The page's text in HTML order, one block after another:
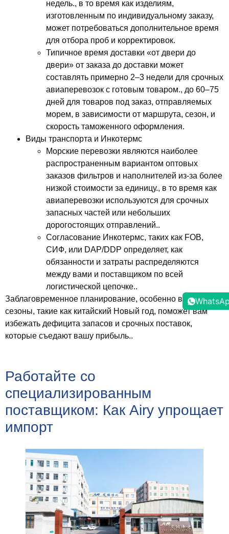
недель., в то время как изделиям,
изготовленным по индивидуальному заказу,
может потребоваться дополнительное время
для отбора проб и корректировок.
Типичное время доставки «от двери до
двери» от заказа до доставки может
составлять примерно 2–3 недели для срочных
авиаперевозок с готовым товаром., до 60–75
дней для товаров под заказ, отправляемых
морем, в зависимости от маршрута, сезон, и
скорость таможенного оформления.
Виды транспорта и Инкотермс
Морские перевозки являются наиболее
распространенным вариантом оптовых
заказов фильтров и наполнителей из-за более
низкой стоимости за единицу., в то время как
авиаперевозки используются для срочных
запасных частей или небольших
дорогостоящих отправлений..
Согласование Инкотермс, таких как FOB,
СИФ, или DAP/DDP определяет, как
обязанности и затраты распределяются
между вами и поставщиком по всей
логистической цепочке..
Заблаговременное планирование, особенно в пиковые
сезоны, такие как китайский Новый год, поможет вам
избежать дефицита запасов и срочных поставок,
которые съедают вашу прибыль..
Работайте со
специализированным
поставщиком: Как Airy упрощает
импорт